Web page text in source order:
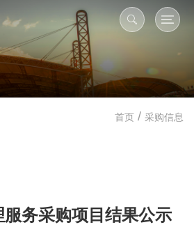
首页 / 采购信息
务采购项目结果公示